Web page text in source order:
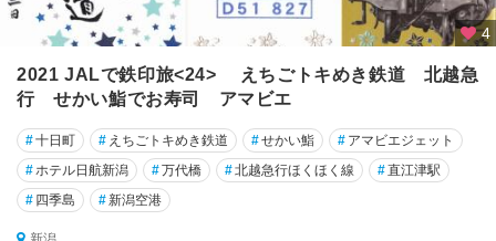
4
2021 JALで鉄印旅<24> えちごトキめき鉄道 北越急
行 せかい鮨でお寿司 アマビエ
#十日町 # えちごトキめき鉄道 #せかい鮨 # アマビエジェット
# ホテル日航新潟 #万代橋 #北越急行ほくほく線 #直江津駅
# 四季島 #新潟空港